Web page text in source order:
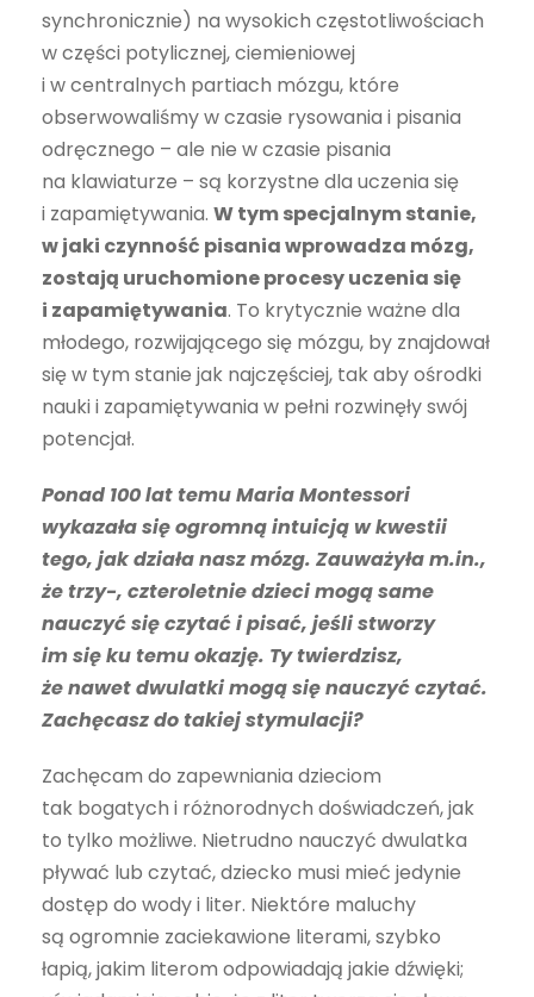
synchronicznie) na wysokich częstotliwościach
w części potylicznej, ciemieniowej
i w centralnych partiach mózgu, które
obserwowaliśmy w czasie rysowania i pisania
odręcznego – ale nie w czasie pisania
na klawiaturze – są korzystne dla uczenia się
i zapamiętywania. W tym specjalnym stanie,
w jaki czynność pisania wprowadza mózg,
zostają uruchomione procesy uczenia się
i zapamiętywania. To krytycznie ważne dla
młodego, rozwijającego się mózgu, by znajdował
się w tym stanie jak najczęściej, tak aby ośrodki
nauki i zapamiętywania w pełni rozwinęły swój
potencjał.
Ponad 100 lat temu Maria Montessori
wykazała się ogromną intuicją w kwestii
tego, jak działa nasz mózg. Zauważyła m.in.,
że trzy-, czteroletnie dzieci mogą same
nauczyć się czytać i pisać, jeśli stworzy
im się ku temu okazję. Ty twierdzisz,
że nawet dwulatki mogą się nauczyć czytać.
Zachęcasz do takiej stymulacji?
Zachęcam do zapewniania dzieciom
tak bogatych i różnorodnych doświadczeń, jak
to tylko możliwe. Nietrudno nauczyć dwulatka
pływać lub czytać, dziecko musi mieć jedynie
dostęp do wody i liter. Niektóre maluchy
są ogromnie zaciekawione literami, szybko
łapią, jakim literom odpowiadają jakie dźwięki;